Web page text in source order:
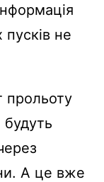
не
А це вже